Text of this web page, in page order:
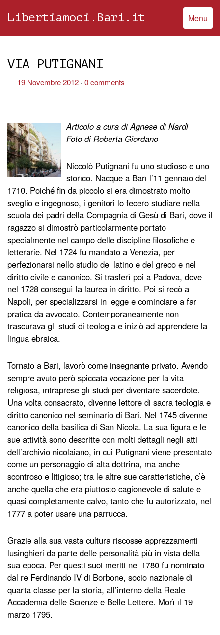
Libertiamoci.Bari.it Menu
VIA PUTIGNANI
19 Novembre 2012 0 comments
Articolo a cura di Agnese di Nardi
Foto di Roberta Giordano
Niccolò Putignani fu uno studioso e uno
storico. Nacque a Bari l’11 gennaio del
1710. Poiché fin da piccolo si era dimostrato molto
sveglio e ingegnoso, i genitori lo fecero studiare nella
scuola dei padri della Compagnia di Gesù di Bari, dove il
ragazzo si dimostrò particolarmente portato
specialmente nel campo delle discipline filosofiche e
letterarie. Nel 1724 fu mandato a Venezia, per
perfezionarsi nello studio del latino e del greco e nel
diritto civile e canonico. Si trasferì poi a Padova, dove
nel 1728 conseguì la laurea in diritto. Poi si recò a
Napoli, per specializzarsi in legge e cominciare a far
pratica da avvocato. Contemporaneamente non
trascurava gli studi di teologia e iniziò ad apprendere la
lingua ebraica.
Tornato a Bari, lavorò come insegnante privato. Avendo
sempre avuto però spiccata vocazione per la vita
religiosa, intraprese gli studi per diventare sacerdote.
Una volta consacrato, divenne lettore di sacra teologia e
diritto canonico nel seminario di Bari. Nel 1745 divenne
canonico della basilica di San Nicola. La sua figura e le
sue attività sono descritte con molti dettagli negli atti
dell’archivio nicolaiano, in cui Putignani viene presentato
come un personaggio di alta dottrina, ma anche
scontroso e litigioso; tra le altre sue caratteristiche, c’è
anche quella che era piuttosto cagionevole di salute e
quasi completamente calvo, tanto che fu autorizzato, nel
1777 a poter usare una parrucca.
Grazie alla sua vasta cultura riscosse apprezzamenti
lusinghieri da parte delle personalità più in vista della
sua epoca. Per questi suoi meriti nel 1780 fu nominato
dal re Ferdinando IV di Borbone, socio nazionale di
quarta classe per la storia, all’interno della Reale
Accademia delle Scienze e Belle Lettere. Morì il 19
marzo 1795.